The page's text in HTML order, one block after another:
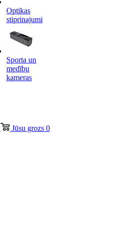
Optikas
stiprinajumi
Sporta un
medību
kameras
Jūsu grozs 0